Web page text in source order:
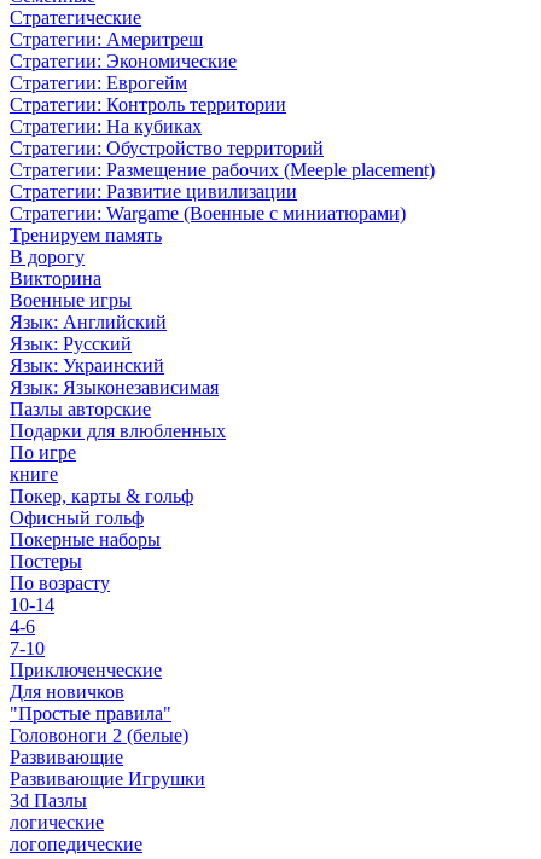
Стратегические
Стратегии: Америтреш
Стратегии: Экономические
Стратегии: Еврогейм
Стратегии: Контроль территории
Стратегии: На кубиках
Стратегии: Обустройство территорий
Стратегии: Размещение рабочих (Meeple placement)
Стратегии: Развитие цивилизации
Стратегии: Wargame (Военные с миниатюрами)
Тренируем память
В дорогу
Викторина
Военные игры
Язык: Английский
Язык: Русский
Язык: Украинский
Язык: Языконезависимая
Пазлы авторские
Подарки для влюбленных
По игре
книге
Покер, карты & гольф
Офисный гольф
Покерные наборы
Постеры
По возрасту
10-14
4-6
7-10
Приключенческие
Для новичков
"Простые правила"
Головоноги 2 (белые)
Развивающие
Развивающие Игрушки
3d Пазлы
логические
логопедические